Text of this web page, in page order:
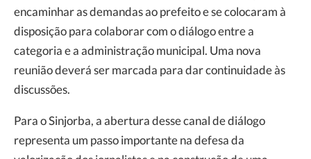
encaminhar as demandas ao prefeito e se colocaram à
disposição para colaborar com o diálogo entre a
categoria e a administração municipal. Uma nova
reunião deverá ser marcada para dar continuidade às
discussões.
Para o Sinjorba, a abertura desse canal de diálogo
representa um passo importante na defesa da